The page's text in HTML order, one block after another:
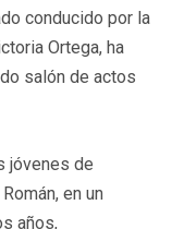
conducido por la
Ortega, ha
salón de actos
jóvenes de
en un
años,